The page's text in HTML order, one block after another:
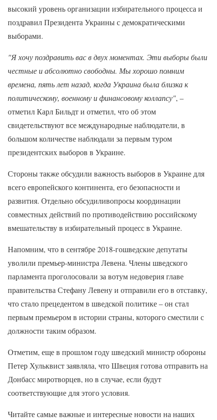
высокий уровень организации избирательного процесса и
поздравил Президента Украины с демократическими
выборами.
"Я хочу поздравить вас в двух моментах. Эти выборы были
честные и абсолютно свободны. Мы хорошо помним
времена, пять лет назад, когда Украина была близка к
политическому, военному и финансовому коллапсу", –
отметил Карл Бильдт и отметил, что об этом
свидетельствуют все международные наблюдатели, в
большом количестве наблюдали за первым туром
президентских выборов в Украине.
Стороны также обсудили важность выборов в Украине для
всего европейского континента, его безопасности и
развития. Отдельно обсудиливопросы координации
совместных действий по противодействию российскому
вмешательству в избирательный процесс в Украине.
Напомним, что в сентябре 2018-гошведские депутаты
уволили премьер-министра Левена. Члены шведского
парламента проголосовали за вотум недоверия главе
правительства Стефану Левену и отправили его в отставку,
что стало прецедентом в шведской политике – он стал
первым премьером в истории страны, которого сместили с
должности таким образом.
Отметим, еще в прошлом году шведский министр обороны
Петер Хульквист заявляла, что Швеция готова отправить на
Донбасс миротворцев, но в случае, если будут
соответствующие для этого условия.
Читайте самые важные и интересные новости на наших